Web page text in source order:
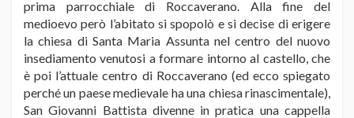
prima parrocchiale di Roccaverano. Alla fine del
medioevo però l’abitato si spopolò e si decise di erigere
la chiesa di Santa Maria Assunta nel centro del nuovo
insediamento venutosi a formare intorno al castello, che
è poi l’attuale centro di Roccaverano (ed ecco spiegato
perché un paese medievale ha una chiesa rinascimentale),
San Giovanni Battista divenne in pratica una cappella